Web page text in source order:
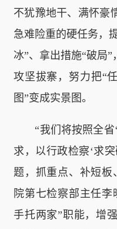
不犹豫地干、满怀豪
急难险重的硬任务，
冰”、拿出措施“破局”
攻坚拔寨，努力把“
图”变成实景图。
“我们将按照全省‘
求，以行政检察‘求
题，抓重点、补短板
院第七检察部主任
手托两家”职能，增